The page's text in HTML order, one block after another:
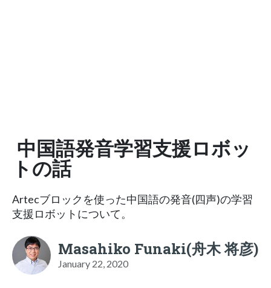
中国語発音学習支援ロボッ
トの話
Artecブロックを使った中国語の発音(四声)の学習
支援ロボットについて。
Masahiko Funaki(舟木 将彦)
January 22, 2020